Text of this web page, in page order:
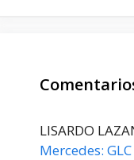
LISARDO
Mercedes: